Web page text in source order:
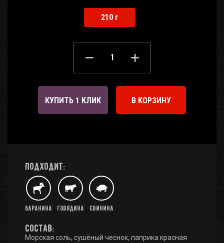
210 г
КУПИТЬ 1 КЛИК В КОРЗИНУ
Подходит:
Баранина Говядина Свинина
Состав:
Морская соль, сушёный чеснок, паприка красная